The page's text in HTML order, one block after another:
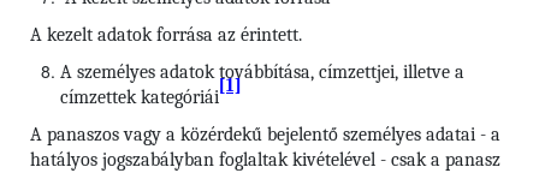
A kezelt adatok forrása az érintett.
A személyes adatok továbbítása, címzettjei, illetve a
címzettek kategóriái
[1]
A panaszos vagy a közérdekű bejelentő személyes adatai - a
hatályos jogszabályban foglaltak kivételével - csak a panasz